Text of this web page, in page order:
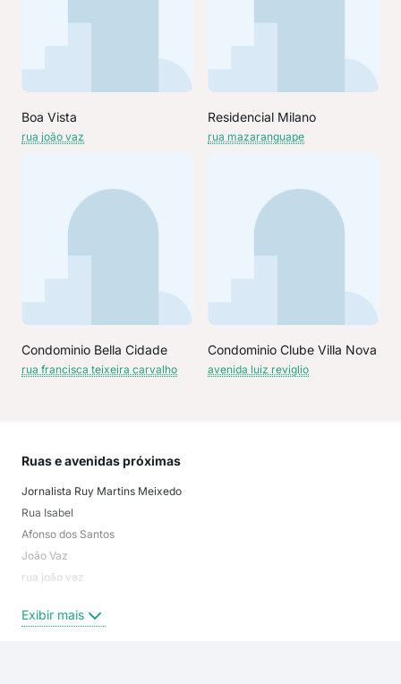
Boa Vista
rua joão vaz
Residencial Milano
rua mazaranguape
Condominio Bella Cidade
rua francisca teixeira carvalho
Condominio Clube Villa Nova
avenida luiz reviglio
Ruas e avenidas próximas
Jornalista Ruy Martins Meixedo
Rua Isabel
Afonso dos Santos
João Vaz
rua joão vaz
Rua João Vaz
Exibir mais